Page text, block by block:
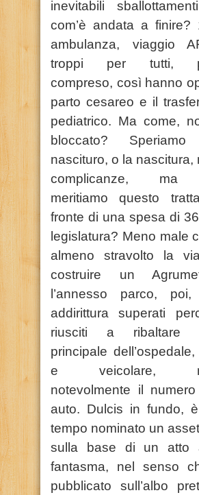
inevitabili
com’è andata a
ambulanza, viaggio
troppi per tutti,
compreso, così hanno
parto cesareo e il
pediatrico. Ma come,
bloccato?
nascituro, o la nascitura,
complicanze, ma
meritiamo questo
fronte di una spesa di
legislatura? Meno male
almeno stravolto la
costruire un
l’annesso parco,
addirittura superati
riusciti a ribaltare
principale
e veicolare,
notevolmente il
auto. Dulcis in fundo,
tempo nominato un
sulla base di un atto
fantasma, nel senso
pubblicato sull’albo